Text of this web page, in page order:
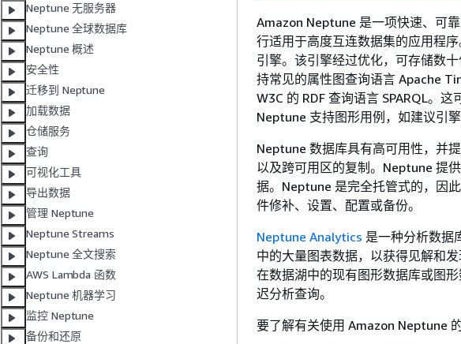
Neptune 无服务器
Neptune 全球数据库
Neptune 概述
安全性
迁移到 Neptune
加载数据
仓储服务
查询
可视化工具
导出数据
管理 Neptune
Neptune Streams
Neptune 全文搜索
AWS Lambda 函数
Neptune 机器学习
监控 Neptune
备份和还原
Amazon Neptune 是一项快速、可
行适用于高度互连数据集的应用程
引擎。该引擎经过优化，可存储数
持常见的属性图查询语言 Apache
W3C 的 RDF 查询语言 SPARQL。
Neptune 支持图形用例，如建议引
Neptune 数据库具有高可用性，并
以及跨可用区的复制。Neptune 提
据。Neptune 是完全托管式的，因
件修补、设置、配置或备份。
Neptune Analytics 是一种分析数据
中的大量图表数据，以获得见解和
在数据湖中的现有图形数据库或图
迟分析查询。
要了解有关使用 Amazon Neptune